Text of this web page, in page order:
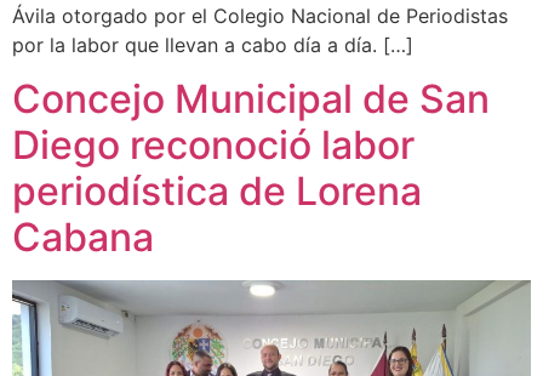
Ávila otorgado por el Colegio Nacional de Periodistas
por la labor que llevan a cabo día a día. […]
Concejo Municipal de San
Diego reconoció labor
periodística de Lorena
Cabana